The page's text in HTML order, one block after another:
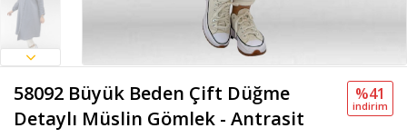
58092 Büyük Beden Çift Düğme
Detaylı Müslin Gömlek - Antrasit
%41
i̇ndi̇ri̇m